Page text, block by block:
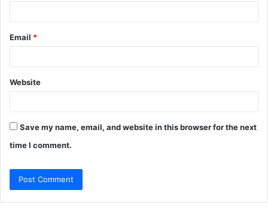
Email *
Website
Save my name, email, and website in this browser for the next
time I comment.